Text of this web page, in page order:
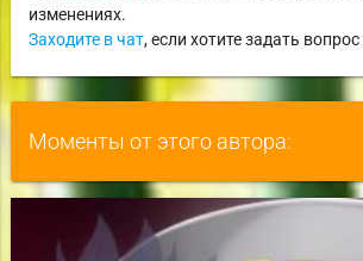
изменениях.
Заходите в чат, если хотите задать
Моменты от этого автора: